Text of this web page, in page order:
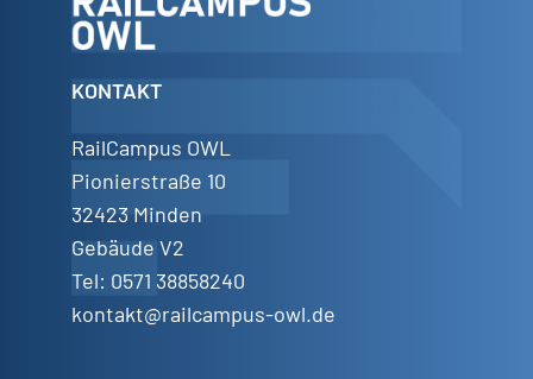
KONTAKT
RailCampus OWL
Pionierstraße 10
32423 Minden
Gebäude V2
Tel: 0571 38858240
kontakt@railcampus-owl.de